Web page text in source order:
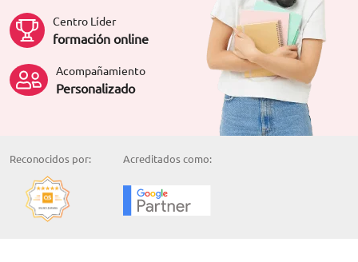
Centro Líder
formación online
Acompañamiento
Personalizado
Reconocidos por: Acreditados como: